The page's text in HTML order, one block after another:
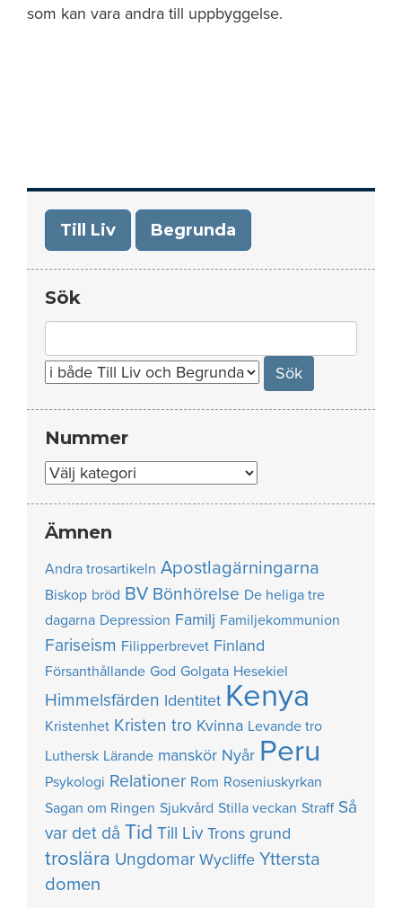
som kan vara andra till uppbyggelse.
Till Liv Begrunda
Sök
for:
Nummer
Nummer
Ämnen
Andra trosartikeln Apostlagärningarna
Biskop bröd BV Bönhörelse De heliga tre
dagarna Depression Familj Familjekommunion
Fariseism Filipperbrevet Finland
Försanthållande God Golgata Hesekiel
Himmelsfärden Identitet Kenya
Kristenhet Kristen tro Kvinna Levande tro
Luthersk Lärande manskör Nyår Peru
Psykologi Relationer Rom Roseniuskyrkan
Sagan om Ringen Sjukvård Stilla veckan Straff Så
var det då Tid Till Liv Trons grund
troslära Ungdomar Wycliffe Yttersta
domen